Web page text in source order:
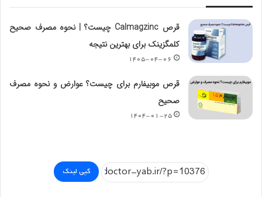
قرص Calmagzinc چیست؟ | نحوه مصرف صحیح
کلمگزینک برای بهترین نتیجه
۱۴۰۵-۰۴-۰۶
قرص موبیفارم برای چیست؟ عوارض و نحوه مصرف
صحیح
۱۴۰۴-۰۱-۲۵
کپی لینک